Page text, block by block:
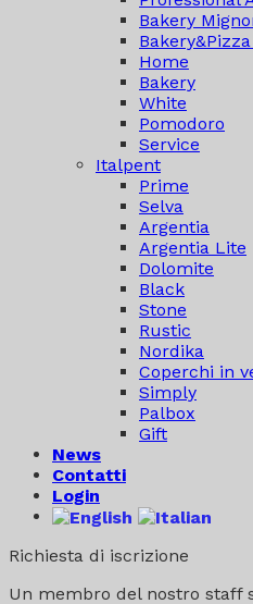
Bakery
Home
Bakery
White
Pomodoro
Service
Italpent
Prime
Selva
Argentia
Argentia Lite
Dolomite
Black
Stone
Rustic
Nordika
Coperchi in
Simply
Palbox
Gift
News
Contatti
Login
Richiesta di iscrizione
Un membro del nostro staff